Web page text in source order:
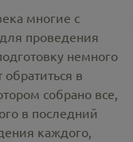
многие с
проведения
немного
в
собрано все,
в последний
каждого,